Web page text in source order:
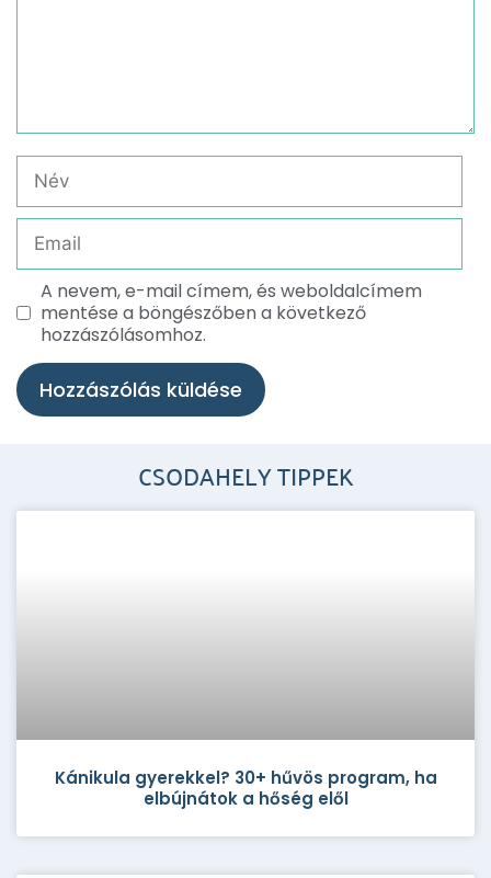
A nevem, e-mail címem, és weboldalcímem
mentése a böngészőben a következő
hozzászólásomhoz.
CSODAHELY TIPPEK
Kánikula gyerekkel? 30+ hűvös program, ha
elbújnátok a hőség elől